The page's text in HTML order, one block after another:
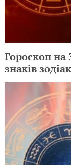
Гороскоп на
знаків